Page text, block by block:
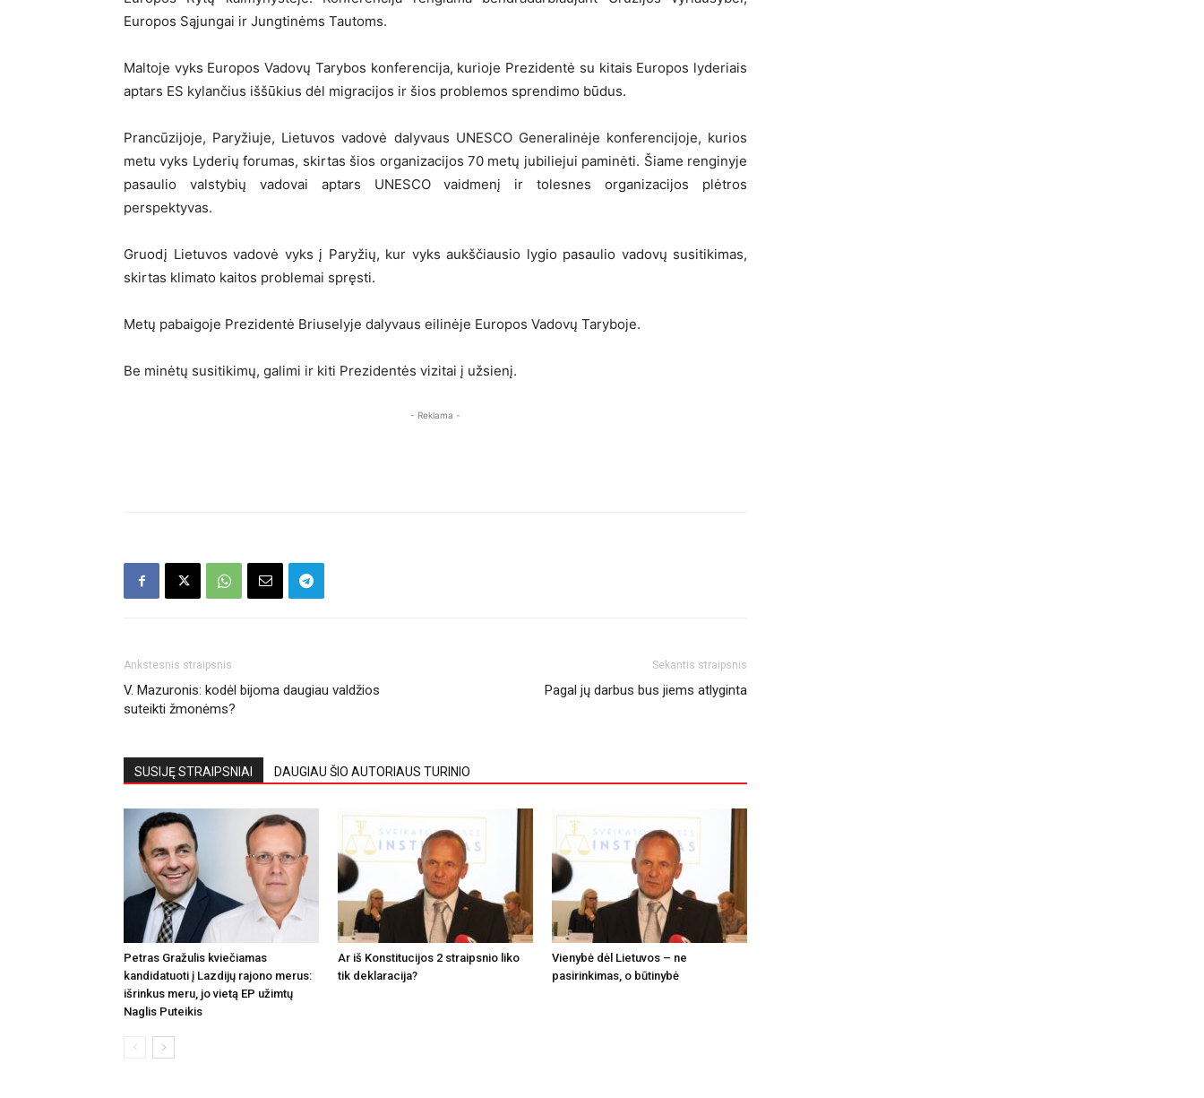
Europos Sąjungai ir Jungtinėms Tautoms.
Maltoje vyks Europos Vadovų Tarybos konferencija, kurioje Prezidentė su kitais Europos lyderiais
aptars ES kylančius iššūkius dėl migracijos ir šios problemos sprendimo būdus.
Prancūzijoje, Paryžiuje, Lietuvos vadovė dalyvaus UNESCO Generalinėje konferencijoje, kurios
metu vyks Lyderių forumas, skirtas šios organizacijos 70 metų jubiliejui paminėti. Šiame renginyje
pasaulio valstybių vadovai aptars UNESCO vaidmenį ir tolesnes organizacijos plėtros
perspektyvas.
Gruodį Lietuvos vadovė vyks į Paryžių, kur vyks aukščiausio lygio pasaulio vadovų susitikimas,
skirtas klimato kaitos problemai spręsti.
Metų pabaigoje Prezidentė Briuselyje dalyvaus eilinėje Europos Vadovų Taryboje.
Be minėtų susitikimų, galimi ir kiti Prezidentės vizitai į užsienį.
- Reklama -
Ankstesnis straipsnis
V. Mazuronis: kodėl bijoma daugiau valdžios
suteikti žmonėms?
Sekantis straipsnis
Pagal jų darbus bus jiems atlyginta
SUSIJĘ STRAIPSNIAI DAUGIAU ŠIO AUTORIAUS TURINIO
Petras Gražulis kviečiamas
kandidatuoti į Lazdijų rajono merus:
išrinkus meru, jo vietą EP užimtų
Naglis Puteikis
Ar iš Konstitucijos 2 straipsnio liko
tik deklaracija?
Vienybė dėl Lietuvos – ne
pasirinkimas, o būtinybė